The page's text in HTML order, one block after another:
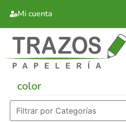
Mi cuenta
color
Filtrar por Categorías